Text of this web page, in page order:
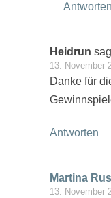
Antworten
Heidrun
13. November
Danke für
Antworten
Martina
13. November